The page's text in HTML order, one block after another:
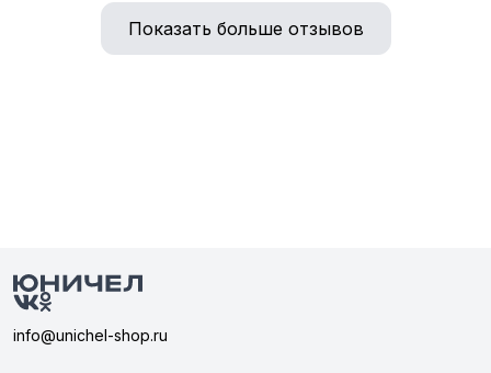
Показать больше отзывов
info@unichel-shop.ru